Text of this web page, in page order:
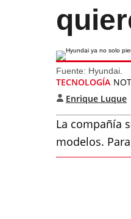
Fuente: Hyundai.
TECNOLOGÍA
Enrique Luque
La compañía
modelos.